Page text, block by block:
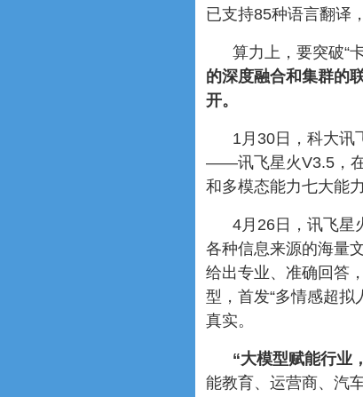
已支持85种语言翻译
算力上，要突破“
的深度融合和集群的
开。
1月30日，科大讯
——讯飞星火V3.5，在
和多模态能力七大能
4月26日，讯飞星
各种信息来源的海量
给出专业、准确回答
型，首发“多情感超拟
真实。
“大模型赋能行业
能教育、运营商、汽